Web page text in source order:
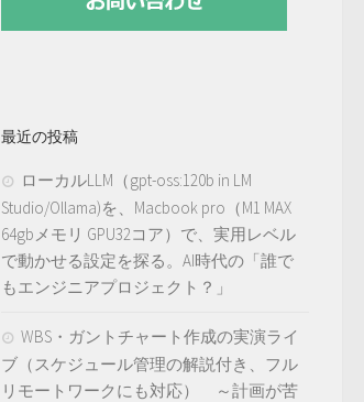
最近の投稿
ローカルLLM（gpt-oss:120b in LM
Studio/Ollama)を、Macbook pro（M1 MAX
64gbメモリ GPU32コア）で、実用レベル
で動かせる設定を探る。AI時代の「誰で
もエンジニアプロジェクト？」
WBS・ガントチャート作成の実演ライ
ブ（スケジュール管理の解説付き、フル
リモートワークにも対応） ～計画が苦